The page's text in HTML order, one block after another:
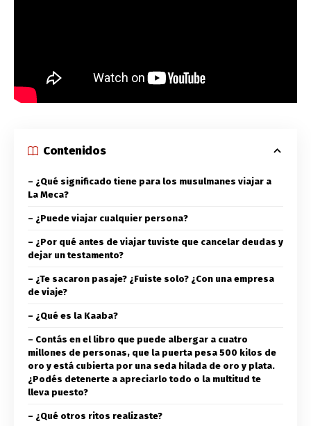
Contenidos
– ¿Qué significado tiene para los musulmanes viajar a
La Meca?
– ¿Puede viajar cualquier persona?
– ¿Por qué antes de viajar tuviste que cancelar deudas y
dejar un testamento?
– ¿Te sacaron pasaje? ¿Fuiste solo? ¿Con una empresa
de viaje?
– ¿Qué es la Kaaba?
– Contás en el libro que puede albergar a cuatro
millones de personas, que la puerta pesa 500 kilos de
oro y está cubierta por una seda hilada de oro y plata.
¿Podés detenerte a apreciarlo todo o la multitud te
lleva puesto?
– ¿Qué otros ritos realizaste?